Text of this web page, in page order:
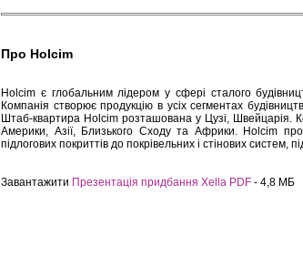
Про Holcim
Holcim є глобальним лідером у сфері сталого
Компанія створює продукцію в усіх сегментах
Штаб-квартира Holcim розташована у Цузі, Швейцарія.
Америки, Азії, Близького Сходу та Африки. Holcim
підлогових покриттів до покрівельних і стінових
Завантажити Презентація придбання Xella PDF - 4,8 МБ